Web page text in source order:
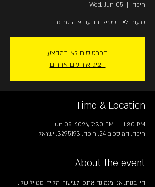
Wed, Jun 05
  |
חיפה
שיעורי ליידי סטייל יחד עם אנה טרייגר
הכרטיסים לא במבצע
הציגו אירועים אחרים
Time & Location
Jun 05, 2024, 7:30 PM – 11:30 PM
חיפה, המוסכים 24, חיפה, 3295193, ישראל
About the event
היי בנות, אני מזמינה אתכן לשיעורי הליידי סטייל שלי.